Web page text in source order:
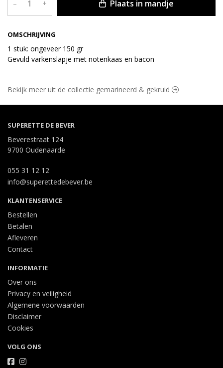
OMSCHRIJVING
1 stuk: ongeveer 150 gr
Gevuld varkenslapje met notenkaas en bacon
– + Plaats in mandje
Bekijk meer uit de collectie gemarineerd & gekruid
SUPERETTE DE BEVER
Beverestraat 124
9700 Oudenaarde
055 31 12 12
info@superettedebever.be
KLANTENSERVICE
Bestellen
Betalen
Afleveren
Contact
INFORMATIE
Over ons
Privacy en veiligheid
Algemene voorwaarden
Disclaimer
Cookies
VOLG ONS